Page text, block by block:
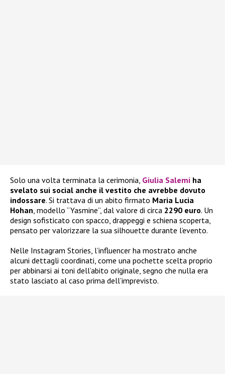
Solo una volta terminata la cerimonia, Giulia Salemi ha
svelato sui social anche il vestito che avrebbe dovuto
indossare. Si trattava di un abito firmato Maria Lucia
Hohan, modello “Yasmine”, dal valore di circa 2290 euro. Un
design sofisticato con spacco, drappeggi e schiena scoperta,
pensato per valorizzare la sua silhouette durante l’evento.
Nelle Instagram Stories, l’influencer ha mostrato anche
alcuni dettagli coordinati, come una pochette scelta proprio
per abbinarsi ai toni dell’abito originale, segno che nulla era
stato lasciato al caso prima dell’imprevisto.